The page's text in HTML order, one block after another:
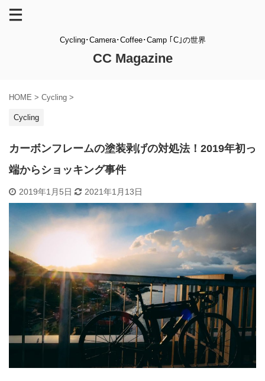
Cycling･Camera･Coffee･Camp ｢C｣の世界
CC Magazine
HOME > Cycling >
Cycling
カーボンフレームの塗装剥げの対処法！2019年初っ
端からショッキング事件
2019年1月5日 2021年1月13日